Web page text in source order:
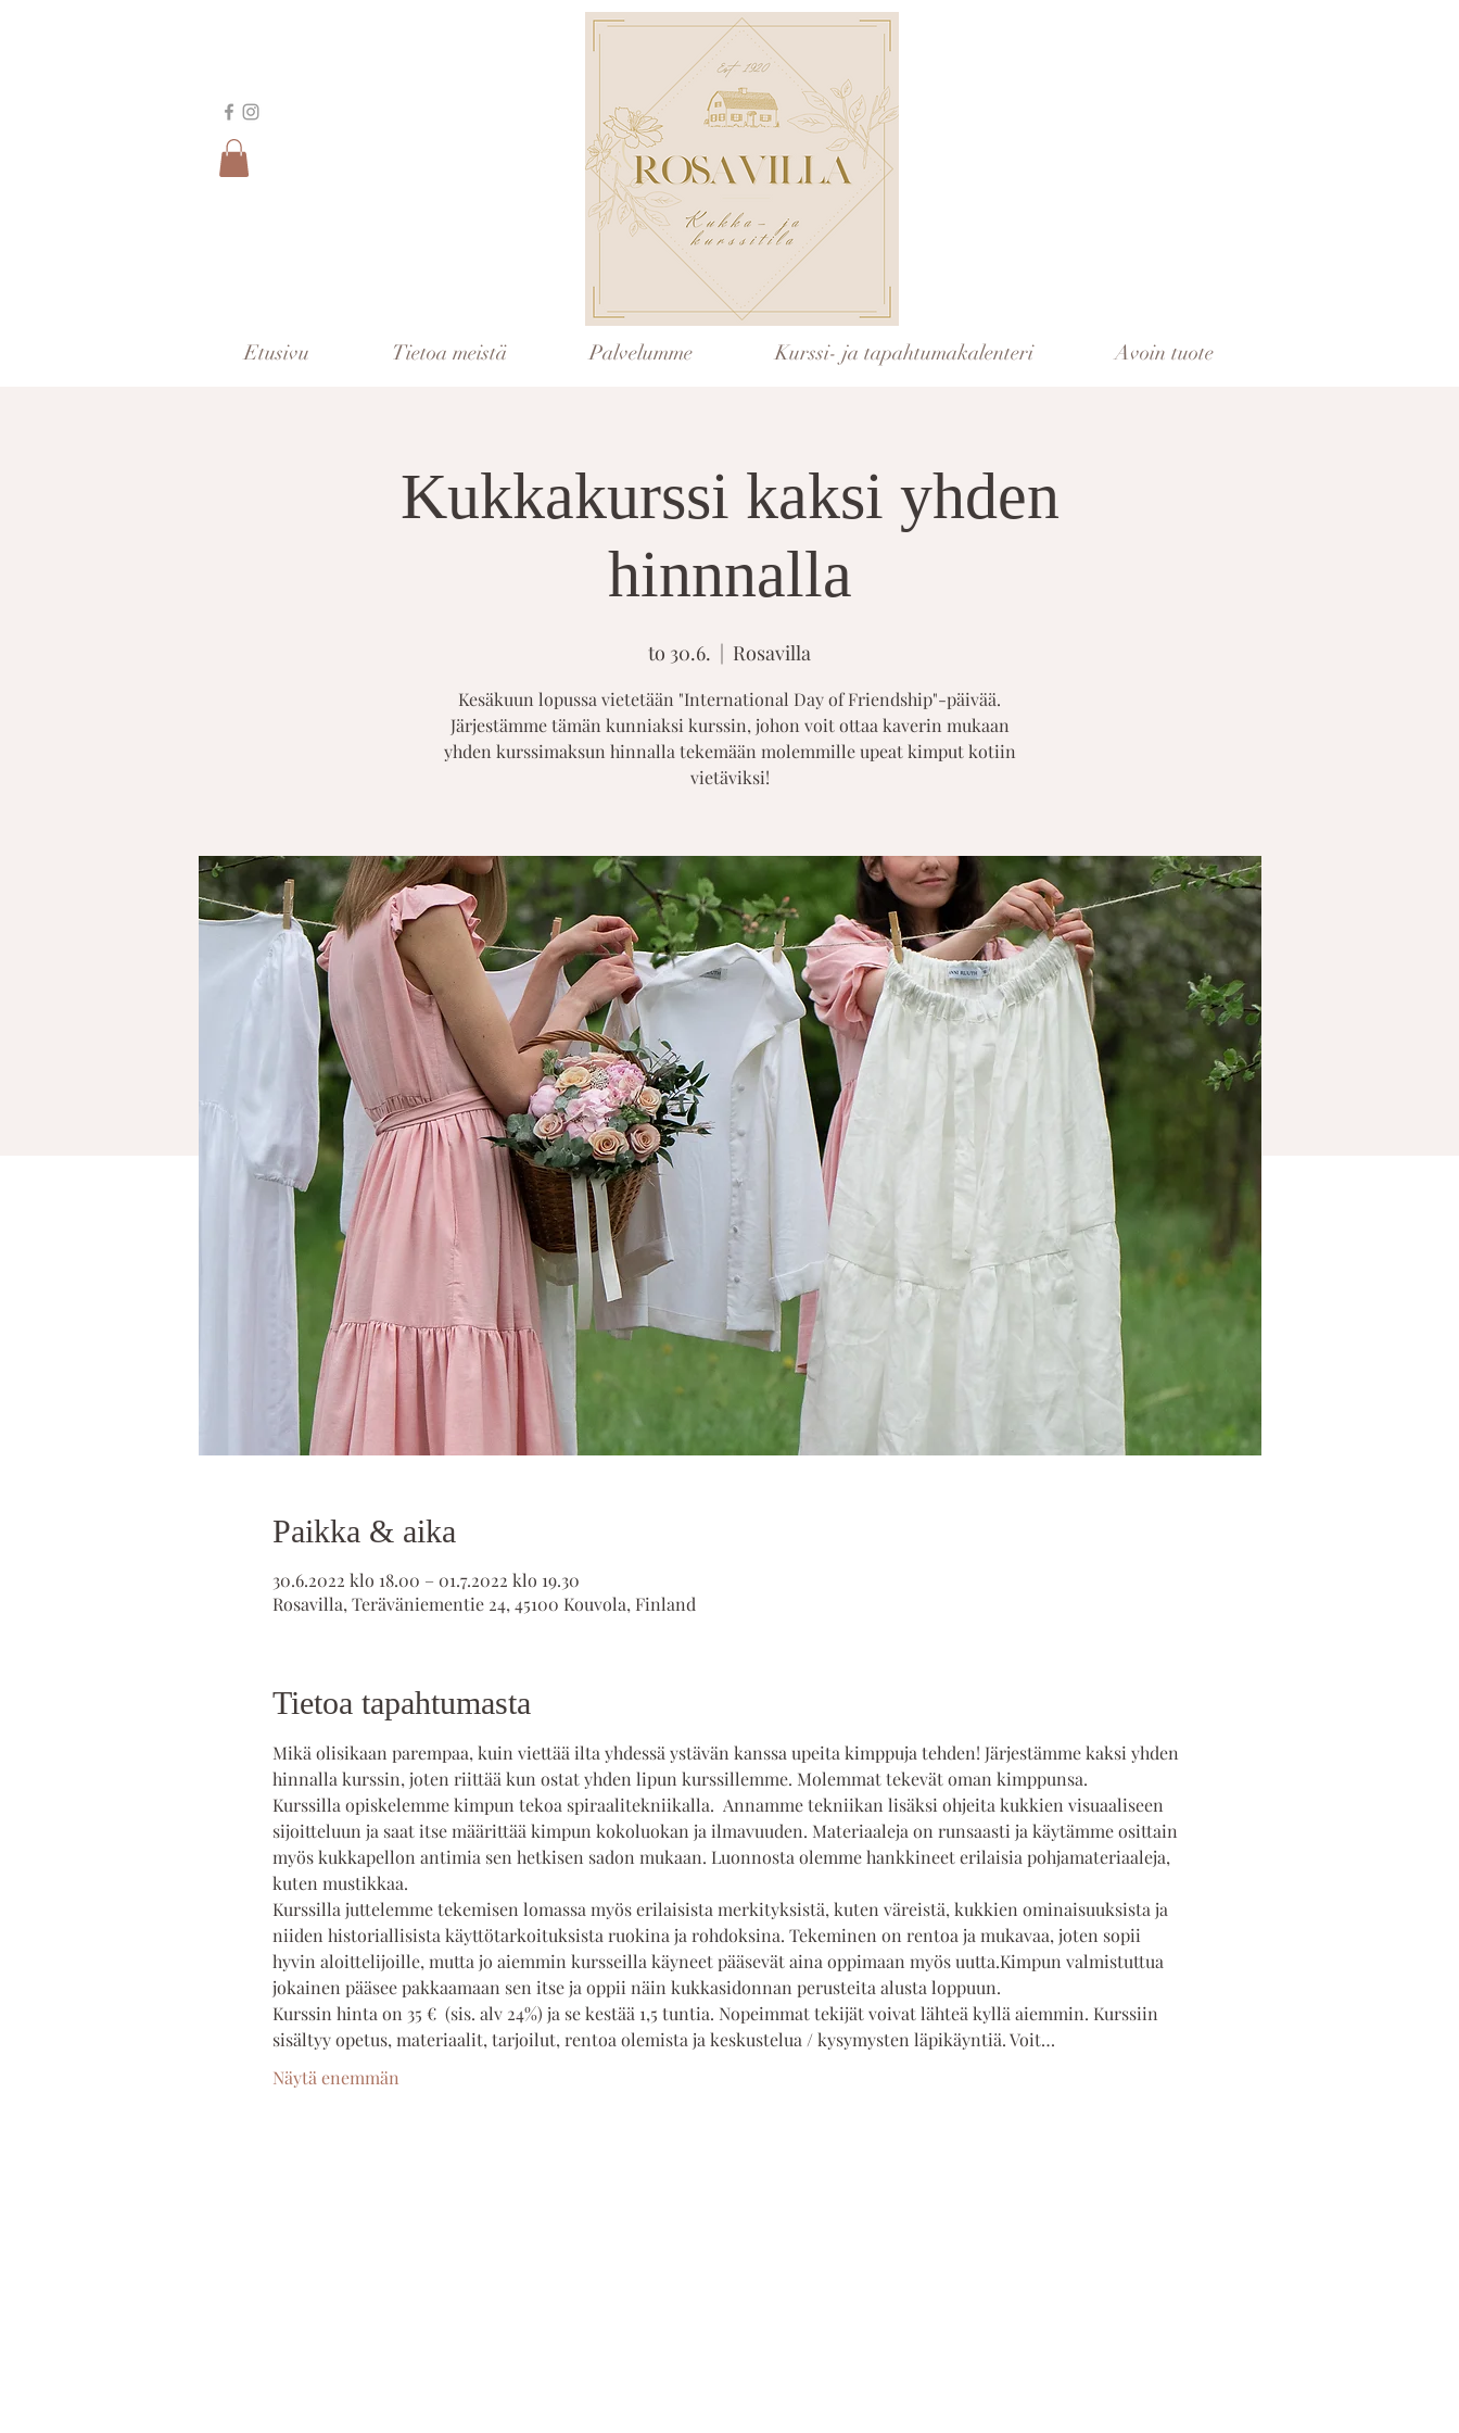
Etusivu Tietoa meistä Palvelumme Kurssi- ja tapahtumakalenteri Avoin tuote
Kukkakurssi kaksi yhden
hinnnalla
to 30.6.
  |
Rosavilla
Kesäkuun lopussa vietetään "International Day of Friendship"-päivää.
Järjestämme tämän kunniaksi kurssin, johon voit ottaa kaverin mukaan
yhden kurssimaksun hinnalla tekemään molemmille upeat kimput kotiin
vietäviksi!
Paikka & aika
30.6.2022 klo 18.00 – 01.7.2022 klo 19.30
Rosavilla, Teräväniementie 24, 45100 Kouvola, Finland
Tietoa tapahtumasta
Mikä olisikaan parempaa, kuin viettää ilta yhdessä ystävän kanssa upeita kimppuja tehden! Järjestämme kaksi yhden
hinnalla kurssin, joten riittää kun ostat yhden lipun kurssillemme. Molemmat tekevät oman kimppunsa.
Kurssilla opiskelemme kimpun tekoa spiraalitekniikalla.  Annamme tekniikan lisäksi ohjeita kukkien visuaaliseen
sijoitteluun ja saat itse määrittää kimpun kokoluokan ja ilmavuuden. Materiaaleja on runsaasti ja käytämme osittain
myös kukkapellon antimia sen hetkisen sadon mukaan. Luonnosta olemme hankkineet erilaisia pohjamateriaaleja,
kuten mustikkaa.
Kurssilla juttelemme tekemisen lomassa myös erilaisista merkityksistä, kuten väreistä, kukkien ominaisuuksista ja
niiden historiallisista käyttötarkoituksista ruokina ja rohdoksina. Tekeminen on rentoa ja mukavaa, joten sopii
hyvin aloittelijoille, mutta jo aiemmin kursseilla käyneet pääsevät aina oppimaan myös uutta.Kimpun valmistuttua
jokainen pääsee pakkaamaan sen itse ja oppii näin kukkasidonnan perusteita alusta loppuun.
Kurssin hinta on 35 €  (sis. alv 24%) ja se kestää 1,5 tuntia. Nopeimmat tekijät voivat lähteä kyllä aiemmin. Kurssiin
sisältyy opetus, materiaalit, tarjoilut, rentoa olemista ja keskustelua / kysymysten läpikäyntiä. Voit…
Näytä enemmän